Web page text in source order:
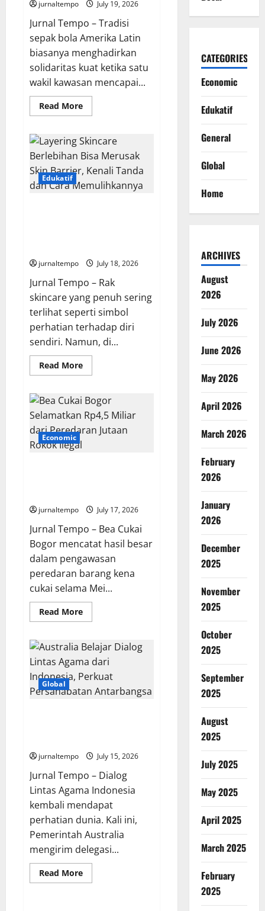
jurnaltempo July 19, 2026
Jurnal Tempo – Tradisi
sepak bola Amerika Latin
biasanya menghadirkan
solidaritas kuat ketika satu
wakil kawasan mencapai...
Read MoreRead
more
Latin
Berbalik
Mendukung
Spanyol,
Argentina
Dituding
Jadi
Edukatif
jurnaltempo July 18, 2026
Jurnal Tempo – Rak
skincare yang penuh sering
terlihat seperti simbol
perhatian terhadap diri
sendiri. Namun, di...
Read MoreRead
more
Skincare
Berlebihan
Bisa
Merusak
Skin
Barrier,
Economic
jurnaltempo July 17, 2026
Jurnal Tempo – Bea Cukai
Bogor mencatat hasil besar
dalam pengawasan
peredaran barang kena
cukai selama Mei...
Read MoreRead
more
Cukai
Bogor
Selamatkan
Rp4,5
Miliar
dari
Peredaran
Global
jurnaltempo July 15, 2026
Jurnal Tempo – Dialog
Lintas Agama Indonesia
kembali mendapat
perhatian dunia. Kali ini,
Pemerintah Australia
mengirim delegasi...
Read MoreRead
more
General
CATEGORIES
Economic
Edukatif
General
Global
Home
ARCHIVES
August
2026
July 2026
June 2026
May 2026
April 2026
March 2026
February
2026
January
2026
December
2025
November
2025
October
2025
September
2025
August
2025
July 2025
May 2025
April 2025
March 2025
February
2025